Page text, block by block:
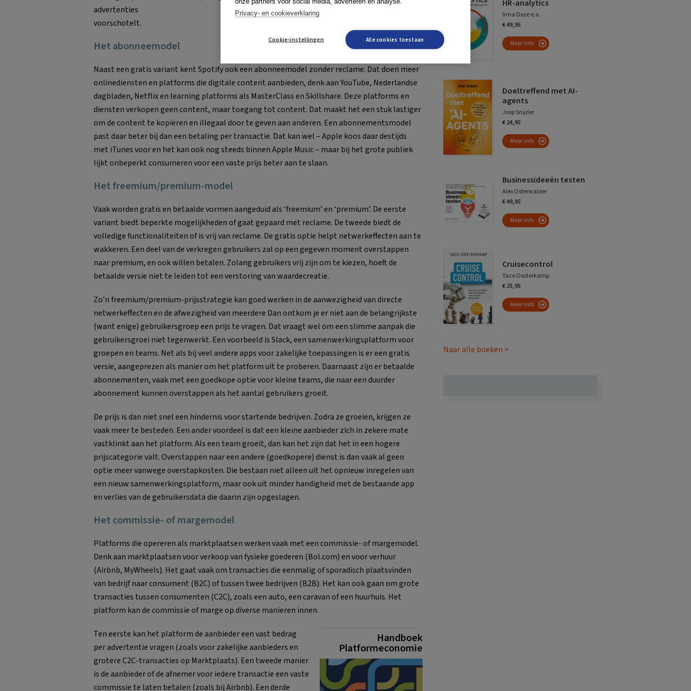
advertenties
voorschotelt.
Het abonneemodel
Naast een gratis variant kent Spotify ook een abonneemodel zonder reclame. Dat doen meer
onlinediensten en platforms die digitale content aanbieden, denk aan YouTube, Nederlandse
dagbladen, Netflix en learning platforms als MasterClass en Skillshare. Deze platforms en
diensten verkopen geen content, maar toegang tot content. Dat maakt het een stuk lastiger
om de content te kopiëren en illegaal door te geven aan anderen. Een abonnementsmodel
past daar beter bij dan een betaling per transactie. Dat kan wel – Apple koos daar destijds
met iTunes voor en het kan ook nog steeds binnen Apple Music – maar bij het grote publiek
lijkt onbeperkt consumeren voor een vaste prijs beter aan te slaan.
Het freemium/premium-model
Vaak worden gratis en betaalde vormen aangeduid als ‘freemium’ en ‘premium’. De eerste
variant biedt beperkte mogelijkheden of gaat gepaard met reclame. De tweede biedt de
volledige functionaliteiten of is vrij van reclame. De gratis optie helpt netwerkeffecten aan te
wakkeren. Een deel van de verkregen gebruikers zal op een gegeven moment overstappen
naar premium, en ook willen betalen. Zolang gebruikers vrij zijn om te kiezen, hoeft de
betaalde versie niet te leiden tot een verstoring van waardecreatie.
Zo’n freemium/premium-prijsstrategie kan goed werken in de aanwezigheid van directe
netwerkeffecten en de afwezigheid van meerdere Dan ontkom je er niet aan de belangrijkste
(want enige) gebruikersgroep een prijs te vragen. Dat vraagt wel om een slimme aanpak die
gebruikersgroei niet tegenwerkt. Een voorbeeld is Slack, een samenwerkingsplatform voor
groepen en teams. Net als bij veel andere apps voor zakelijke toepassingen is er een gratis
versie, aangeprezen als manier om het platform uit te proberen. Daarnaast zijn er betaalde
abonnementen, vaak met een goedkope optie voor kleine teams, die naar een duurder
abonnement kunnen overstappen als het aantal gebruikers groeit.
De prijs is dan niet snel een hindernis voor startende bedrijven. Zodra ze groeien, krijgen ze
vaak meer te besteden. Een ander voordeel is dat een kleine aanbieder zich in zekere mate
vastklinkt aan het platform. Als een team groeit, dan kan het zijn dat het in een hogere
prijscategorie valt. Overstappen naar een andere (goedkopere) dienst is dan vaak al geen
optie meer vanwege overstapkosten. Die bestaan niet alleen uit het opnieuw inregelen van
een nieuw samenwerkingsplatform, maar ook uit minder handigheid met de bestaande app
en verlies van de gebruikersdata die daarin zijn opgeslagen.
Het commissie- of margemodel
Platforms die opereren als marktplaatsen werken vaak met een commissie- of margemodel.
Denk aan marktplaatsen voor verkoop van fysieke goederen (Bol.com) en voor verhuur
(Airbnb, MyWheels). Het gaat vaak om transacties die eenmalig of sporadisch plaatsvinden
van bedrijf naar consument (B2C) of tussen twee bedrijven (B2B). Het kan ook gaan om grote
transacties tussen consumenten (C2C), zoals een auto, een caravan of een huurhuis. Het
platform kan de commissie of marge op diverse manieren innen.
Handboek
Platformeconomie
Ten eerste kan het platform de aanbieder een vast bedrag
per advertentie vragen (zoals voor zakelijke aanbieders en
grotere C2C-transacties op Marktplaats). Een tweede manier
is de aanbieder of de afnemer voor iedere transactie een vaste
commissie te laten betalen (zoals bij Airbnb). Een derde
HR-analytics
Irma Doze e.a.
€ 49,95
Meer info
Doeltreffend met AI-
agents
Joop Snijder
€ 24,95
Meer info
Businessideeën testen
Alex Osterwalder
€ 49,95
Meer info
Cruisecontrol
Taco Oosterkamp
€ 25,95
Meer info
Naar alle boeken >
Privacy- en cookieverklaring
Cookie-instellingen Alle cookies toestaan